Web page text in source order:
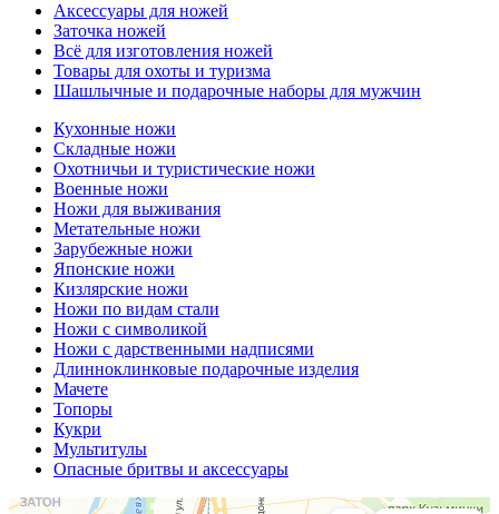
Аксессуары для ножей
Заточка ножей
Всё для изготовления ножей
Товары для охоты и туризма
Шашлычные и подарочные наборы для мужчин
Кухонные ножи
Складные ножи
Охотничьи и туристические ножи
Военные ножи
Ножи для выживания
Метательные ножи
Зарубежные ножи
Японские ножи
Кизлярские ножи
Ножи по видам стали
Ножи с символикой
Ножи с дарственными надписями
Длинноклинковые подарочные изделия
Мачете
Топоры
Кукри
Мультитулы
Опасные бритвы и аксессуары